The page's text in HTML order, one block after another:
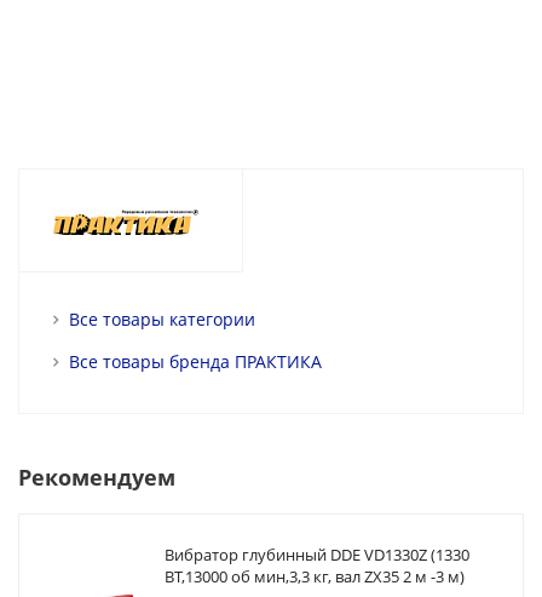
Все товары категории
Все товары бренда ПРАКТИКА
Рекомендуем
Вибратор глубинный DDE VD1330Z (1330
ВТ,13000 об мин,3,3 кг, вал ZX35 2 м -3 м)